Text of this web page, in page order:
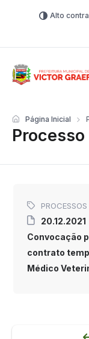
Alto
Página Inicial
20.12.2021
Convocação
contrato
Médico